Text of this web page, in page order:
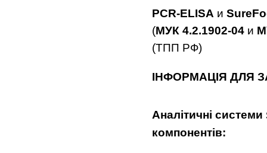
PCR-ELISA и
(МУК 4.2.1902-04 и
(ТПП РФ)
ІНФОРМАЦІЯ ДЛЯ
Аналітичні системи
компонентів: